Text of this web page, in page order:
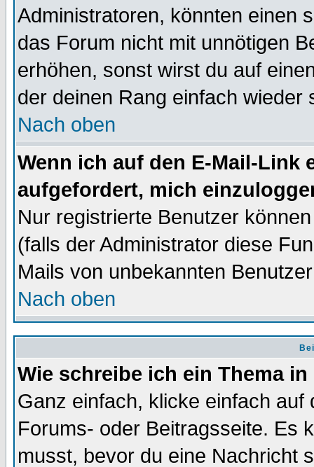
Administratoren, könnten einen
das Forum nicht mit unnötigen
erhöhen, sonst wirst du auf
der deinen Rang einfach wieder
Nach oben
Wenn ich auf den E-Mail-Link
aufgefordert, mich
Nur registrierte Benutzer
(falls der Administrator diese
Mails von unbekannten
Nach oben
Wie schreibe ich ein Thema
Ganz einfach, klicke einfach
Forums- oder Beitragsseite. Es
musst, bevor du eine Nachricht